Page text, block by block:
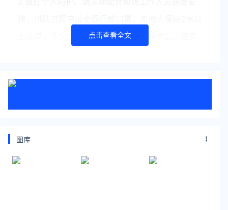
上距离，不交谈、不聚集、不触碰，采样后迅速离
本轮核酸采样后将对应检未检者予以安康码弹窗提
醒。对无故不参加核酸检测，造成疫情传播扩散
点击查看全文
图库